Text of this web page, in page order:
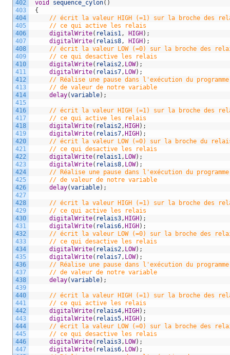
402
403
404
405
406
407
408
409
410
411
412
413
414
415
416
417
418
419
420
421
422
423
424
425
426
427
428
429
430
431
432
433
434
435
436
437
438
439
440
441
442
443
444
445
446
447
void sequence_cylon( )
{
// écrit la valeur HIGH (=1) sur la broche des
// ce qui active les relais
digitalWrite( relais1 , HIGH) ;
digitalWrite( relais8 , HIGH) ;
// écrit la valeur LOW (=0) sur la broche des
// ce qui desactive les relais
digitalWrite( relais2 , LOW) ;
digitalWrite( relais7 , LOW) ;
// Réalise une pause dans l'exécution du
// de valeur de notre variable
delay(variable) ;
// écrit la valeur HIGH (=1) sur la broche des
// ce qui active les relais
digitalWrite( relais2 ,HIGH) ;
digitalWrite( relais7 ,HIGH) ;
// écrit la valeur LOW (=0) sur la broche du
// ce qui desactive les relais
digitalWrite( relais1 , LOW) ;
digitalWrite( relais8 , LOW) ;
// Réalise une pause dans l'exécution du
// de valeur de notre variable
delay(variable) ;
// écrit la valeur HIGH (=1) sur la broche des
// ce qui active les relais
digitalWrite( relais3 ,HIGH) ;
digitalWrite( relais6 ,HIGH) ;
// écrit la valeur LOW (=0) sur la broche des
// ce qui desactive les relais
digitalWrite( relais2 , LOW) ;
digitalWrite( relais7 , LOW) ;
// Réalise une pause dans l'exécution du
// de valeur de notre variable
delay(variable) ;
// écrit la valeur HIGH (=1) sur la broche des
// ce qui active les relais
digitalWrite( relais4 ,HIGH) ;
digitalWrite( relais5 ,HIGH) ;
// écrit la valeur LOW (=0) sur la broche des
// ce qui desactive les relais
digitalWrite( relais3 , LOW) ;
digitalWrite( relais6 , LOW) ;